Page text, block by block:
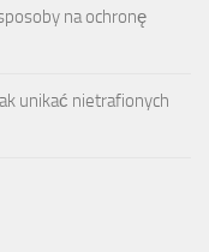
na ochronę
unikać nietrafionych